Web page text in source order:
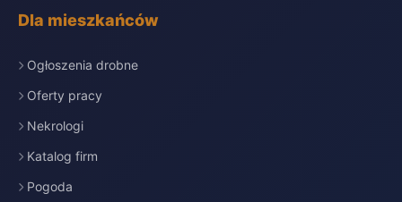
Dla mieszkańców
Ogłoszenia drobne
Oferty pracy
Nekrologi
Katalog firm
Pogoda